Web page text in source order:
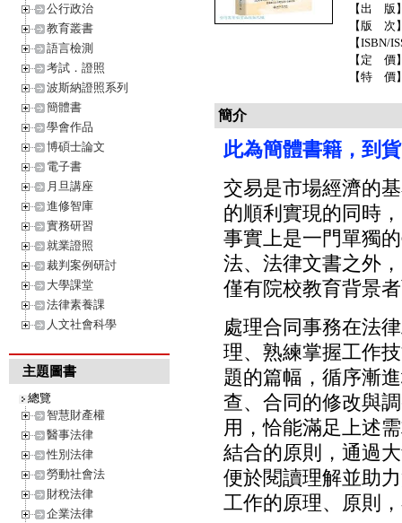
公行政治
教育叢書
語言檢測
考試．證照
波斯納證照系列
簡體書
學會作品
博碩士論文
電子書
月旦講座
進修智庫
實務研習
就業證照
裁判案例研討
大學課堂
法律素養課
人文社會科學
主題圖書
總覽
智慧財產權
醫事法律
性別法律
勞動社會法
財稅法律
企業法律
【出 版
【版 次
【ISBN/
【定 價
【特 價
簡介
此為簡體書籍，到
交易是市場經濟的
的順利實現的同時
事實上是一門單獨
法、法律文書之外
僅有院校教育背景
處理合同事務在法
理、熟練掌握工作
題的篇幅，循序漸
查、合同的修改與
用，恰能滿足上述
結合的原則，通過
便於閱讀理解並助
工作的原理、原則